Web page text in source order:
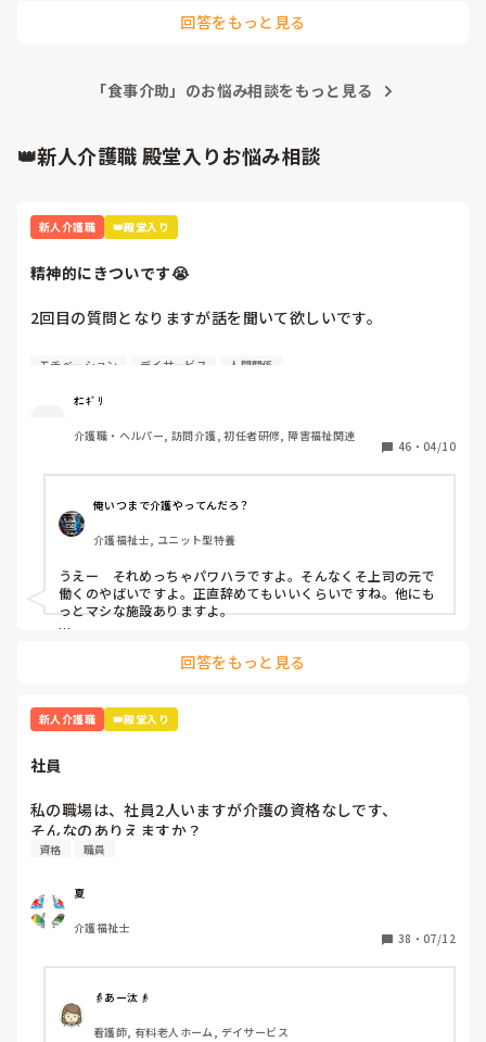
回答をもっと見る
「食事介助」のお悩み相談をもっと見る
👑新人介護職 殿堂入りお悩み相談
新人介護職 👑殿堂入り
精神的にきついです😭
2回目の質問となりますが話を聞いて欲しいです。
4月から約1週間たち、仕事も少しずつですが覚えてきまし
「お前邪魔」「お前がやれよ」「は？なんで？」
同期の子、他の職員の方とも話したのですが
「A(上司)って言い方きついよね」「昭和の思考っていう
か…自分の思い通りにならないとキレるからね」と。
いい時もあります。利用者様の前では絶対怒らないですけど
ね、、。
乗り越え方ってありますか？気にしない方法…
さっきも「ティッシュ早く取りに行けよ！！」と…
「どこにあるか分かりません」と言うと「あそこにあるだ
と教えて頂きました。
本当泣きそうです。仕事は楽しいです。頑張ります。
読んでくれてありがとうございます😭
モチベーション デイサービス 人間関係
ｵﾆｷﾞﾘ
介護職・ヘルパー, 訪問介護, 初任者研修, 障害福祉関連
46 ・ 04/10
俺いつまで介護やってんだろ？
介護福祉士, ユニット型特養
うえー　それめっちゃパワハラですよ。そんなくそ上司の元で
働くのやばいですよ。正直辞めてもいいくらいですね。他にも
っとマシな施設ありますよ。
どうせこいつは怒るだろうって思って、気にしない。
事を覚えて1人前になって仕事で見返す。
この手のタイプはその方が若い頃など同じような境遇でいわゆ
いてないので、時代が遅れてるんですよ。
一番最強なのはボイスレコーダーでそいつのなめ腐った発言録
音して、出るとこ出ちゃうこと。
回答をもっと見る
新人介護職 👑殿堂入り
社員
私の職場は、社員2人いますが介護の資格なしです、
そんなのありえますか？
資格 職員
夏
介護福祉士
38 ・ 07/12
👵あー汰👴
看護師, 有料老人ホーム, デイサービス